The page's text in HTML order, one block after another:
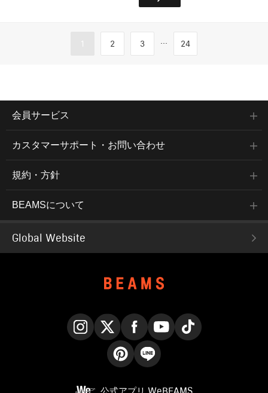
1 2 3 ... 24
会員サービス
カスタマーサポート・お問い合わせ
規約・方針
BEAMSについて
Global Website